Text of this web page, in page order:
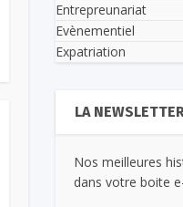
Entrepreunariat
Evènementiel
Expatriation
LA
Nos meilleures
dans votre boite